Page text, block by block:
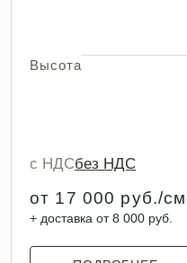
Высота
с НДСбез НДС
от 17 000 руб./
+ доставка от 8 000 руб.